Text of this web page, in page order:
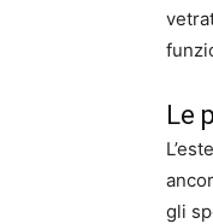
Le
gli